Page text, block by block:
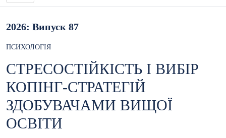
2026: Випуск 87
ПСИХОЛОГІЯ
СТРЕСОСТІЙКІСТЬ І ВИБІР
КОПІНГ-СТРАТЕГІЙ
ЗДОБУВАЧАМИ ВИЩОЇ
ОСВІТИ